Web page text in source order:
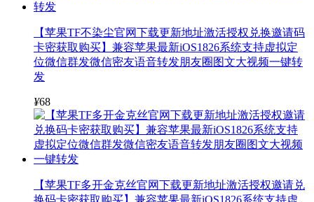
【苹果TF不染尘官网下载更新地址激活授权兑换邀请码
卡密获取购买】兼容苹果最新iOS1826系统支持虚拟定
位微信群发微信密友语音转发朋友圈图文大视频一键转
发
¥68
【苹果TF多开金克丝官网下载更新地址激活授权邀请兑
换码卡密获取购买】兼容苹果最新iOS1826系统支持虚